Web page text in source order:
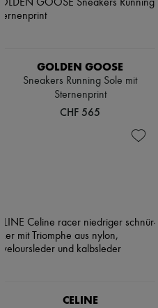
GOLDEN GOOSE
Sneakers Running Sole mit
Sternenprint
CHF 565
CELINE